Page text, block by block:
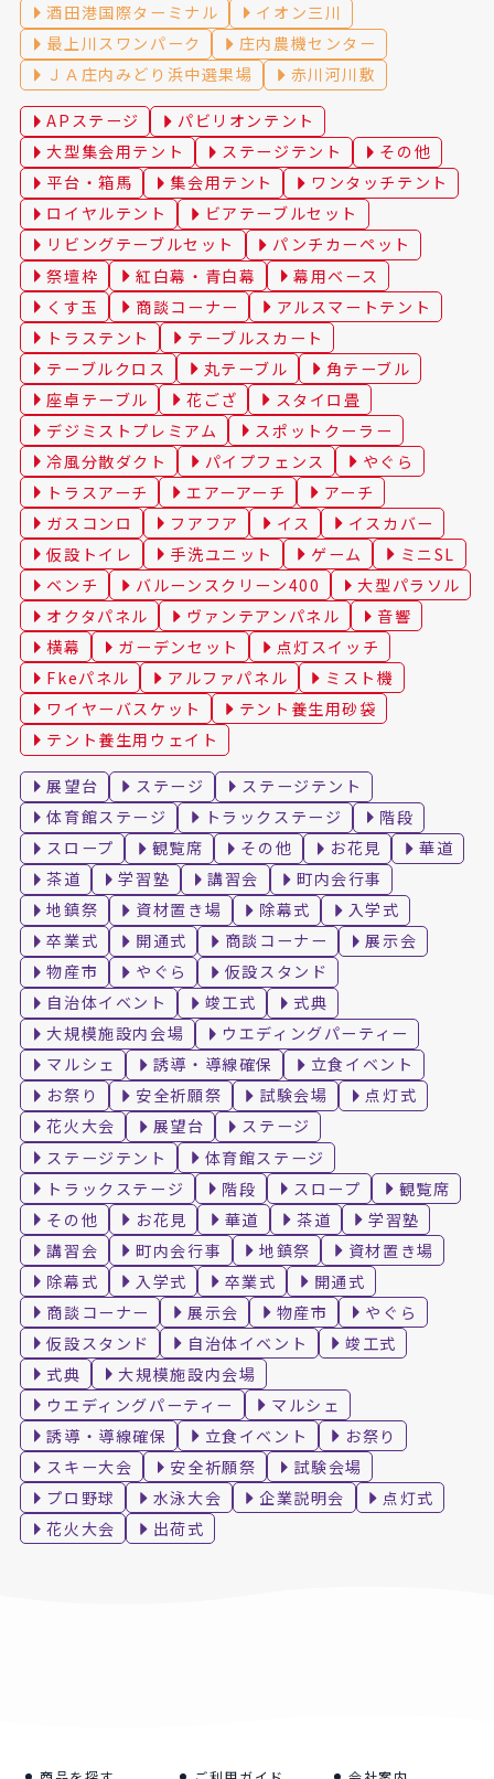
酒田港国際ターミナル
イオン三川
最上川スワンパーク
庄内農機センター
ＪＡ庄内みどり浜中選果場
赤川河川敷
APステージ
パビリオンテント
大型集会用テント
ステージテント
その他
平台・箱馬
集会用テント
ワンタッチテント
ロイヤルテント
ビアテーブルセット
リビングテーブルセット
パンチカーペット
祭壇枠
紅白幕・青白幕
幕用ベース
くす玉
商談コーナー
アルスマートテント
トラステント
テーブルスカート
テーブルクロス
丸テーブル
角テーブル
座卓テーブル
花ござ
スタイロ畳
デジミストプレミアム
スポットクーラー
冷風分散ダクト
パイプフェンス
やぐら
トラスアーチ
エアーアーチ
アーチ
ガスコンロ
フアフア イス
イスカバー
仮設トイレ
手洗ユニット ゲーム
ミニSL
ベンチ
バルーンスクリーン400
大型パラソル
オクタパネル
ヴァンテアンパネル
音響
横幕
ガーデンセット
点灯スイッチ
Fkeパネル
アルファパネル
ミスト機
ワイヤーバスケット
テント養生用砂袋
テント養生用ウェイト
展望台 ステージ
ステージテント
体育館ステージ
トラックステージ
階段
スロープ
観覧席 その他 お花見
華道
茶道
学習塾 講習会
町内会行事
地鎮祭
資材置き場 除幕式
入学式
卒業式
開通式 商談コーナー
展示会
物産市
やぐら
仮設スタンド
自治体イベント
竣工式
式典
大規模施設内会場
ウエディングパーティー
マルシェ
誘導・導線確保
立食イベント
お祭り
安全祈願祭 試験会場
点灯式
花火大会
展望台
ステージ
ステージテント
体育館ステージ
トラックステージ
階段 スロープ
観覧席
その他
お花見 華道 茶道
学習塾
講習会
町内会行事 地鎮祭
資材置き場
除幕式
入学式 卒業式
開通式
商談コーナー
展示会 物産市
やぐら
仮設スタンド
自治体イベント
竣工式
式典
大規模施設内会場
ウエディングパーティー
マルシェ
誘導・導線確保
立食イベント
お祭り
スキー大会
安全祈願祭
試験会場
プロ野球
水泳大会 企業説明会
点灯式
花火大会
出荷式